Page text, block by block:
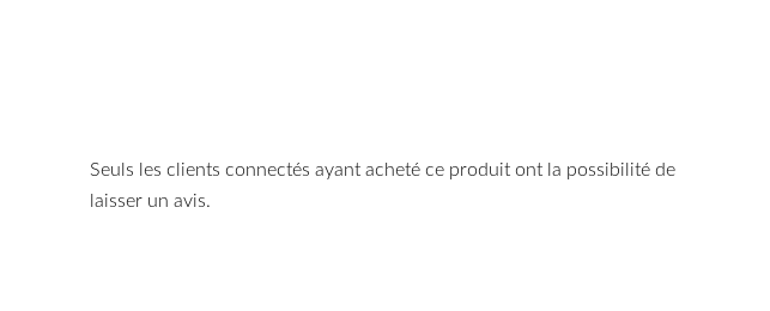
Seuls les clients connectés ayant acheté ce produit ont la possibilité de
laisser un avis.